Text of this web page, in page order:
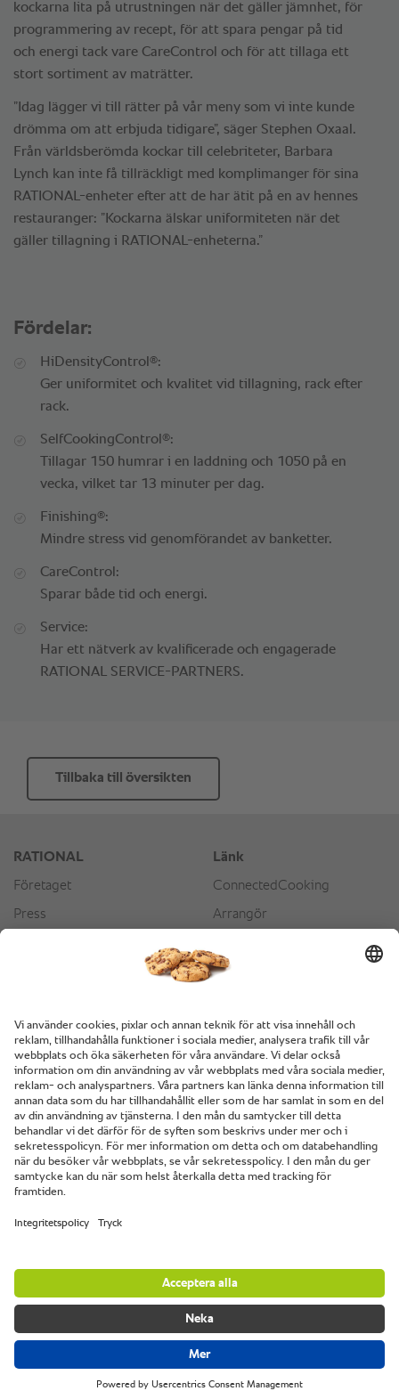
kockarna lita på utrustningen när det gäller jämnhet, för
programmering av recept, för att spara pengar på tid
och energi tack vare CareControl och för att tillaga ett
stort sortiment av maträtter.
”Idag lägger vi till rätter på vår meny som vi inte kunde
drömma om att erbjuda tidigare”, säger Stephen Oxaal.
Från världsberömda kockar till celebriteter, Barbara
Lynch kan inte få tillräckligt med komplimanger för sina
RATIONAL-enheter efter att de har ätit på en av hennes
restauranger: ”Kockarna älskar uniformiteten när det
gäller tillagning i RATIONAL-enheterna.”
Fördelar:
HiDensityControl ®:
Ger uniformitet och kvalitet vid tillagning, rack efter
rack.
SelfCookingControl ®:
Tillagar 150 humrar i en laddning och 1050 på en
vecka, vilket tar 13 minuter per dag.
Finishing®:
Mindre stress vid genomförandet av banketter.
CareControl:
Sparar både tid och energi.
Service:
Har ett nätverk av kvalificerade och engagerade
RATIONAL SERVICE-PARTNERS.
Tillbaka till översikten